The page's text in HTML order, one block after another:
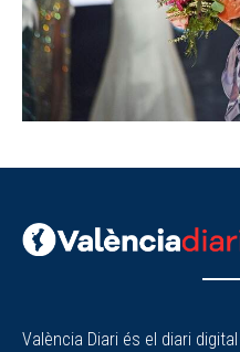
València Diari és el diari